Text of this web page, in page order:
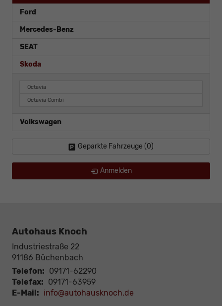
Ford
Mercedes-Benz
SEAT
Skoda
Octavia
Octavia Combi
Volkswagen
Geparkte Fahrzeuge (0)
Anmelden
Autohaus Knoch
Industriestraße 22
91186 Büchenbach
Telefon: 09171-62290
Telefax: 09171-63959
E-Mail: info@autohausknoch.de